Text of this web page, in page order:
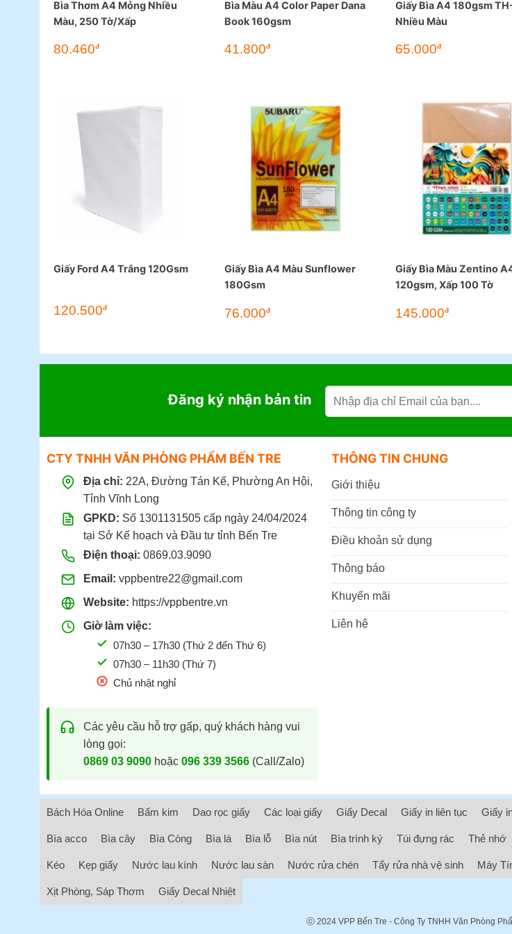
Bìa Thơm A4 Mỏng Nhiều
Màu, 250 Tờ/Xấp
80.460đ
Bìa Màu A4 Color Paper Dana
Book 160gsm
41.800đ
Giấy Bìa A4 180gsm
Nhiều Màu
Giá
gốc
65.000đGiá
Giấy Ford A4 Trắng 120Gsm
120.500đ
Giấy Bìa A4 Màu Sunflower
180Gsm
76.000đ
Giấy Bìa Màu Zentino
120gsm, Xấp 100 Tờ
145.000đ
Đăng ký nhận bản tin
CTY TNHH VĂN PHÒNG PHẨM BẾN TRE
Địa chỉ: 22A, Đường Tán Kế, Phường An Hội,
Tỉnh Vĩnh Long
GPKD: Số 1301131505 cấp ngày 24/04/2024
tại Sở Kế hoạch và Đầu tư tỉnh Bến Tre
Điện thoại: 0869.03.9090
Email: vppbentre22@gmail.com
Website: https://vppbentre.vn
Giờ làm việc:
07h30 – 17h30 (Thứ 2 đến Thứ 6)
07h30 – 11h30 (Thứ 7)
Chủ nhật nghỉ
Các yêu cầu hỗ trợ gấp, quý khách hàng vui
lòng gọi:
0869 03 9090hoặc 096 339 3566(Call/Zalo)
THÔNG TIN CHUNG
Giới thiệu
Thông tin công ty
Điều khoản sử dụng
Thông báo
Khuyến mãi
Liên hệ
Bách Hóa Online Bấm kim Dao rọc giấy Các loại giấy Giấy Decal Giấy in liên tục Giấy
Bìa acco Bìa cây Bìa Còng Bìa lá Bìa lỗ Bìa nút Bìa trình ký Túi đựng rác Thẻ nhớ
Kéo Kẹp giấy Nước lau kính Nước lau sàn Nước rửa chén Tẩy rửa nhà vệ sinh Máy
Xịt Phòng, Sáp Thơm Giấy Decal Nhiệt
ⓒ 2024 VPP Bến Tre - Công Ty TNHH Văn Phòng